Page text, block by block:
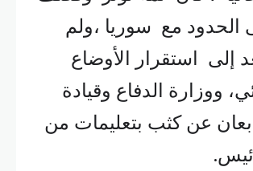
مع سوريا ،ولم
إلى استقرار الأوضاع
ووزارة الدفاع وقيادة
عن كثب بتعليمات من